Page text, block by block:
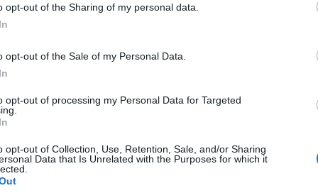
opt-out of the Sharing of my personal data.
opt-out of the Sale of my Personal Data.
opt-out of processing my Personal Data for Targeted
opt-out of Collection, Use, Retention, Sale, and/or Sharing
Data that Is Unrelated with the Purposes for which it
ανοίγει και ήδη έχει ξεκινήσει ο κόσμος να
απάντηση έδωσε ο Μόσιαλος σε
αρνητή εμβολίου (pic)